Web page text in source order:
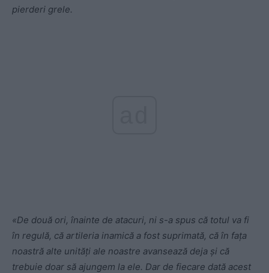
pierderi grele.
«De două ori, înainte de atacuri, ni s-a spus că totul va fi
în regulă, că artileria inamică a fost suprimată, că în fața
noastră alte unități ale noastre avansează deja și că
trebuie doar să ajungem la ele. Dar de fiecare dată acest